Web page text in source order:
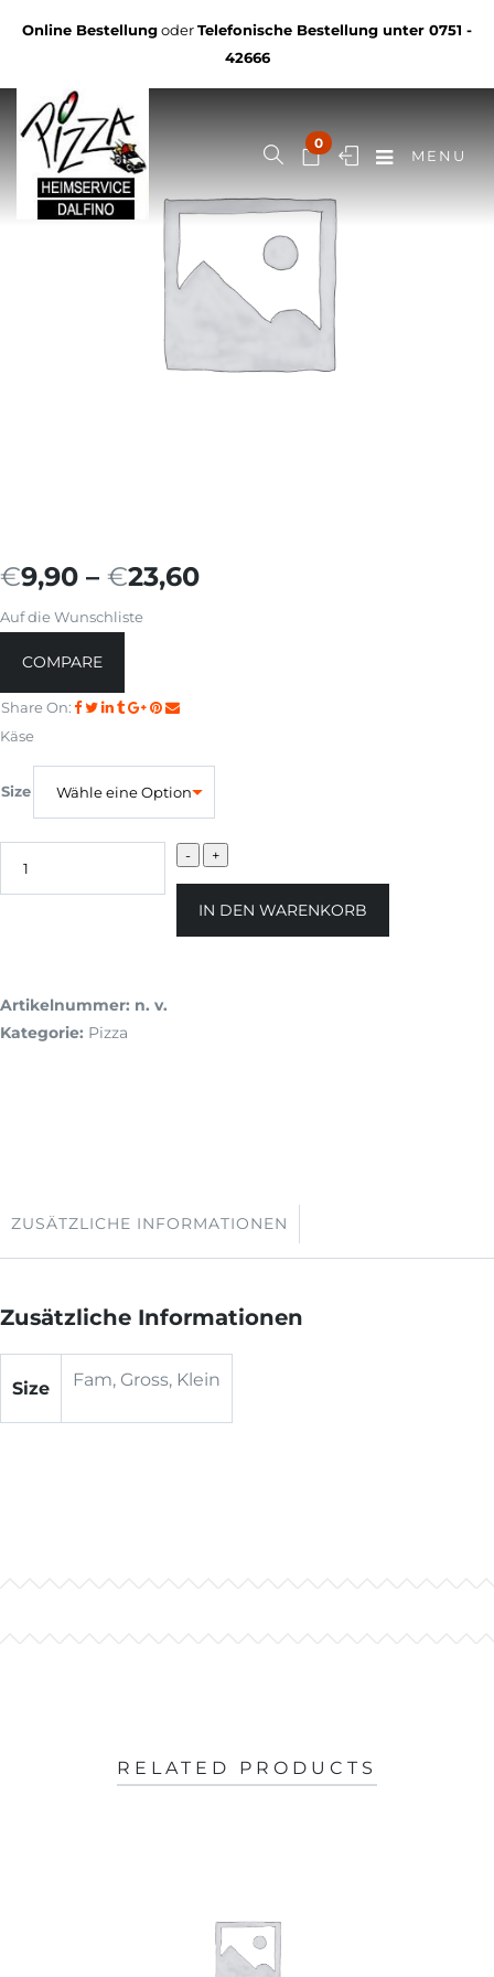
Online BestellungoderTelefonische Bestellung unter 0751 -
42666
0
MENU
€9,90 – €23,60
Auf die Wunschliste
COMPARE
Share On:
Käse
Size
IN DEN WARENKORB
Artikelnummer: n. v.
Kategorie: Pizza
ZUSÄTZLICHE INFORMATIONEN
Zusätzliche Informationen
Size Fam, Gross, Klein
RELATED PRODUCTS